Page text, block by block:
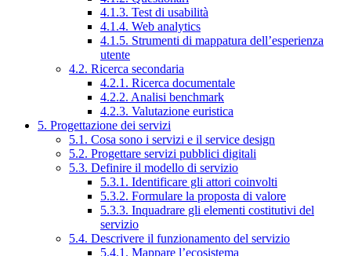
4.1.3. Test di usabilità
4.1.4. Web analytics
4.1.5. Strumenti di mappatura dell’esperienza
utente
4.2. Ricerca secondaria
4.2.1. Ricerca documentale
4.2.2. Analisi benchmark
4.2.3. Valutazione euristica
5. Progettazione dei servizi
5.1. Cosa sono i servizi e il service design
5.2. Progettare servizi pubblici digitali
5.3. Definire il modello di servizio
5.3.1. Identificare gli attori coinvolti
5.3.2. Formulare la proposta di valore
5.3.3. Inquadrare gli elementi costitutivi del
servizio
5.4. Descrivere il funzionamento del servizio
5.4.1. Mappare l’ecosistema